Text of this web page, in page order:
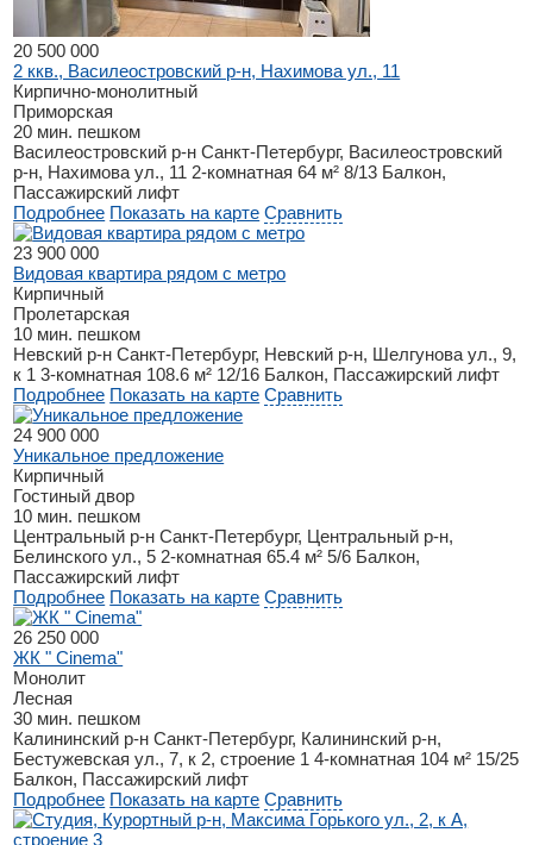
20 500 000
2 ккв., Василеостровский р-н, Нахимова ул., 11
Кирпично-монолитный
Приморская
20 мин. пешком
Василеостровский р-н Санкт-Петербург, Василеостровский
р-н, Нахимова ул., 11 2-комнатная 64 м² 8/13 Балкон,
Пассажирский лифт
Подробнее Показать на карте Сравнить
23 900 000
Видовая квартира рядом с метро
Кирпичный
Пролетарская
10 мин. пешком
Невский р-н Санкт-Петербург, Невский р-н, Шелгунова ул., 9,
к 1 3-комнатная 108.6 м² 12/16 Балкон, Пассажирский лифт
Подробнее Показать на карте Сравнить
24 900 000
Уникальное предложение
Кирпичный
Гостиный двор
10 мин. пешком
Центральный р-н Санкт-Петербург, Центральный р-н,
Белинского ул., 5 2-комнатная 65.4 м² 5/6 Балкон,
Пассажирский лифт
Подробнее Показать на карте Сравнить
26 250 000
ЖК " Cinema"
Монолит
Лесная
30 мин. пешком
Калининский р-н Санкт-Петербург, Калининский р-н,
Бестужевская ул., 7, к 2, строение 1 4-комнатная 104 м² 15/25
Балкон, Пассажирский лифт
Подробнее Показать на карте Сравнить